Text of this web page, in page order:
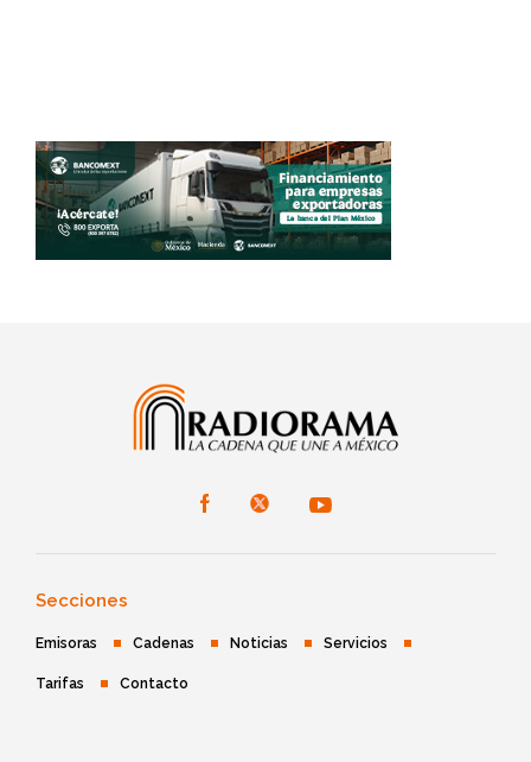
Secciones
Emisoras Cadenas Noticias Servicios
Tarifas Contacto